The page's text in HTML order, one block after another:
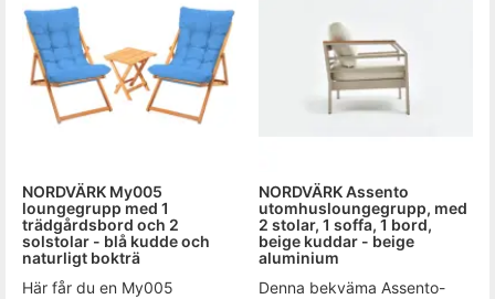
NORDVÄRK My005
loungegrupp med 1
trädgårdsbord och 2
solstolar - blå kudde och
naturligt bokträ
Här får du en My005
NORDVÄRK Assento
utomhusloungegrupp, med
2 stolar, 1 soffa, 1 bord,
beige kuddar - beige
aluminium
Denna bekväma Assento-